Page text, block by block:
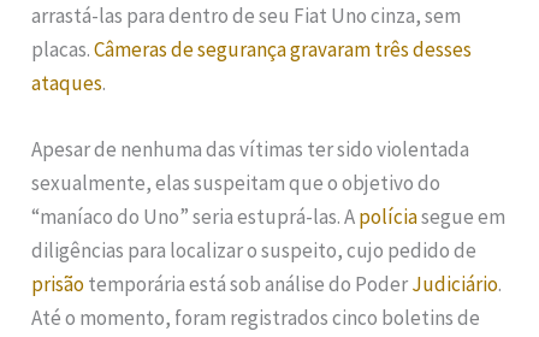
arrastá-las para dentro de seu Fiat Uno cinza, sem
placas.Câmeras de segurança gravaram três desses
ataques.
Apesar de nenhuma das vítimas ter sido violentada
sexualmente, elas suspeitam que o objetivo do
“maníaco do Uno” seria estuprá-las. Apolíciasegue em
diligências para localizar o suspeito, cujo pedido de
prisãotemporária está sob análise do PoderJudiciário.
Até o momento, foram registrados cinco boletins de